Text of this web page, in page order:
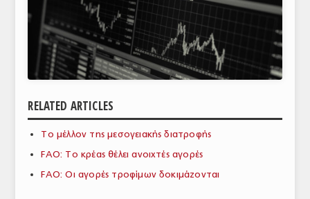
ΕΥΡΩΠΑΪΚΕΣ ΑΠΟΦΑΣΕΙΣ
ΘΕΜΑΤΑ
ΕΜΠΟΡΙΚΟΣ ΚΑΤΑΛΟΓΟΣ
ΠΑΡΑΓΩΓΗ & ΕΜΠΟΡΙΑ
RELATED ARTICLES
Το μέλλον της μεσογειακής διατροφής
FAO: Το κρέας θέλει ανοιχτές αγορές
FAO: Οι αγορές τροφίμων δοκιμάζονται